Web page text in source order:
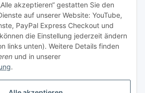
- 17.00 Uhr
16.30 Uhr
akzeptieren“ gestatten Sie den
auf unserer Website: YouTube,
PayPal Express Checkout und
die Einstellung jederzeit ändern
links unten). Weitere Details finden
und in unserer
.